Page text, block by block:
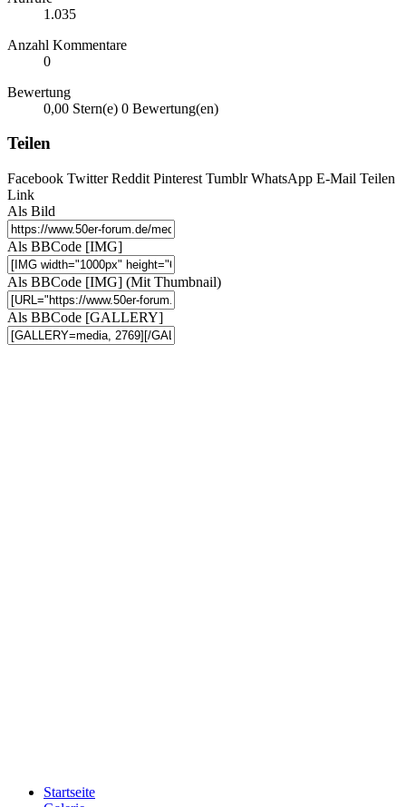
1.035
Anzahl Kommentare
0
Bewertung
0,00 Stern(e) 0 Bewertung(en)
Teilen
Facebook Twitter Reddit Pinterest Tumblr WhatsApp E-Mail Teilen
Link
Als Bild
Als BBCode [IMG]
Als BBCode [IMG] (Mit Thumbnail)
Als BBCode [GALLERY]
Startseite